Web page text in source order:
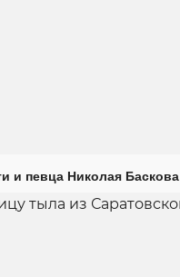
и певца Николая Баскова